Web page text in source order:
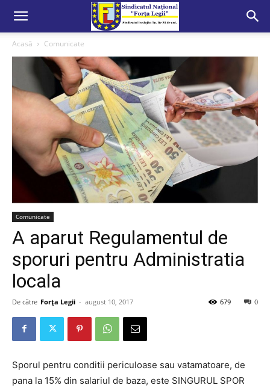
Acasă Comunicate
Comunicate
A aparut Regulamentul de
sporuri pentru Administratia
locala
De către Forța Legii - august 10, 2017 0
679
Sporul pentru conditii periculoase sau vatamatoare, de
pana la 15% din salariul de baza, este SINGURUL SPOR